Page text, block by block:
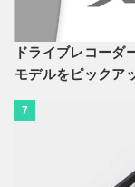
ドライブレコーダ
モデルをピックア
7